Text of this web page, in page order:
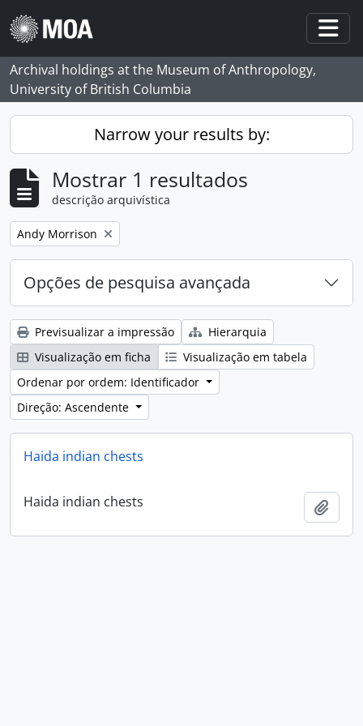
Skip to main content
Archival holdings at the Museum of Anthropology,
University of British Columbia
Narrow your results by:
Mostrar 1 resultados
descrição arquivística
Remove filter:
Andy Morrison
Opções de pesquisa avançada
Previsualizar a impressão
Hierarquia
Visualização em ficha
Visualização em tabela
Ordenar por ordem: Identificador
Direção: Ascendente
Haida indian chests
Haida indian chests